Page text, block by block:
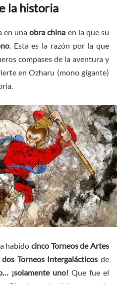
la historia
en una obra china en la que su
. Esta es la razón por la que
compases de la aventura y
en Ozharu (mono gigante)
habido cinco Torneos de Artes
Torneos Intergalácticos de
¡solamente uno! Que fue el